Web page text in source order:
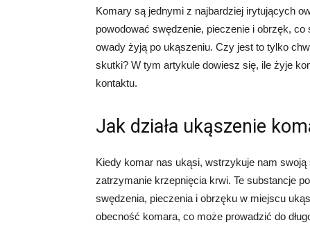
Komary są jednymi z najbardziej irytujących
powodować swędzenie, pieczenie i obrzęk, co
owady żyją po ukąszeniu. Czy jest to tylko
skutki? W tym artykule dowiesz się, ile żyje
kontaktu.
Jak działa ukąszenie
Kiedy komar nas ukąsi, wstrzykuje nam
zatrzymanie krzepnięcia krwi. Te substancje
swędzenia, pieczenia i obrzęku w miejscu
obecność komara, co może prowadzić do